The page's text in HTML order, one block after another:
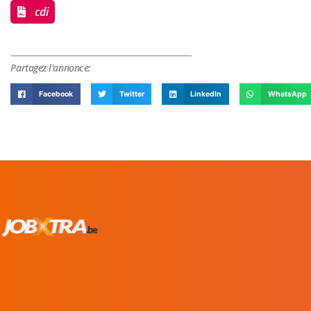
cdi
Partagez l'annonce:
Facebook Twitter LinkedIn WhatsApp